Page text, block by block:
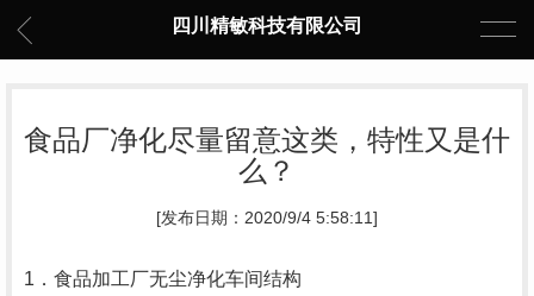
四川精敏科技有限公司
食品厂净化尽量留意这类，特性又是什
么？
[发布日期：2020/9/4 5:58:11]
1．食品加工厂无尘净化车间结构